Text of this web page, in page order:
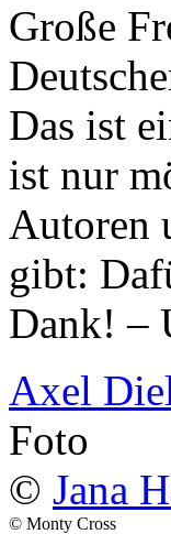
Große
Das ist
ist nur
Autoren
gibt:
Dank! –
Axel
Foto
© Jana
© Monty Cross